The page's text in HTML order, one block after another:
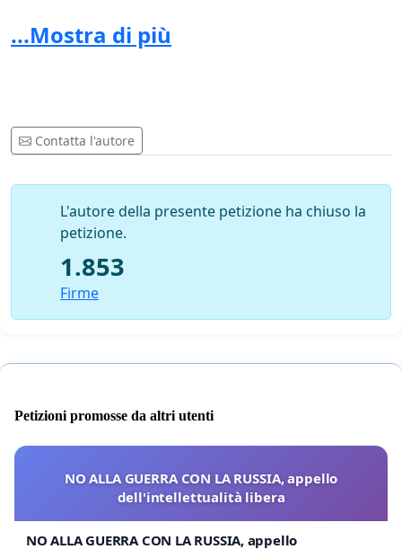
Inoltre, il pontificato di papa Leone XIV è cominciato da
Eminenza avrebbe potuto correggersi
immediatamente, non vi sarebbe stato niente di male.
discutibilissime dichiarazioni
rilasciate alla testata Lifesite News nel 2023:
https://www.lifesitenews.com/news/cardinal-muller-
some-statements-by-pope-francis-could-be-
understood-as-material-heresy/?
...Mostra di più
Contatta l'autore
L'autore della presente petizione ha chiuso la
petizione.
1.853
Firme
Petizioni promosse da altri utenti
NO ALLA GUERRA CON LA RUSSIA, appello
dell'intellettualità libera
NO ALLA GUERRA CON LA RUSSIA, appello